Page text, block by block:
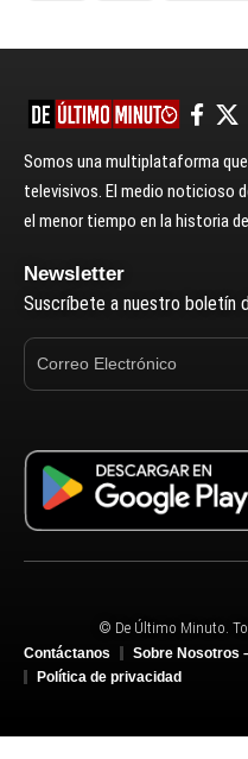
Somos una multiplataforma
televisivos. El medio noticioso
el menor tiempo en la historia
Newsletter
Suscríbete a nuestro boletín
© De Último Minuto.
Contáctanos
Sobre Nosotros
Política de privacidad